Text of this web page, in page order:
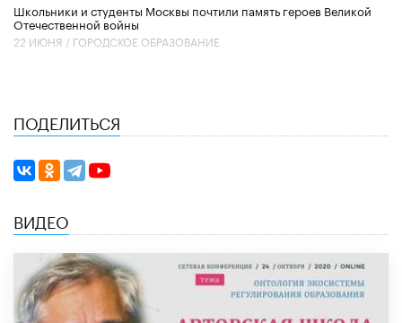
Школьники и студенты Москвы почтили память героев Великой
Отечественной войны
22 ИЮНЯ / ГОРОДСКОЕ ОБРАЗОВАНИЕ
ПОДЕЛИТЬСЯ
ВИДЕО